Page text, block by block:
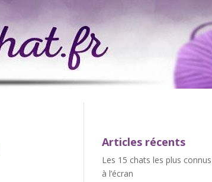
Articles récents
Les 15 chats les plus connus
à l’écran